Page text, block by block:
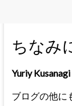
ちなみ
Yuriy Kusanagi
ブログの他に